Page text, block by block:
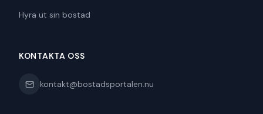
Hyra ut sin bostad
KONTAKTA OSS
kontakt@bostadsportalen.nu